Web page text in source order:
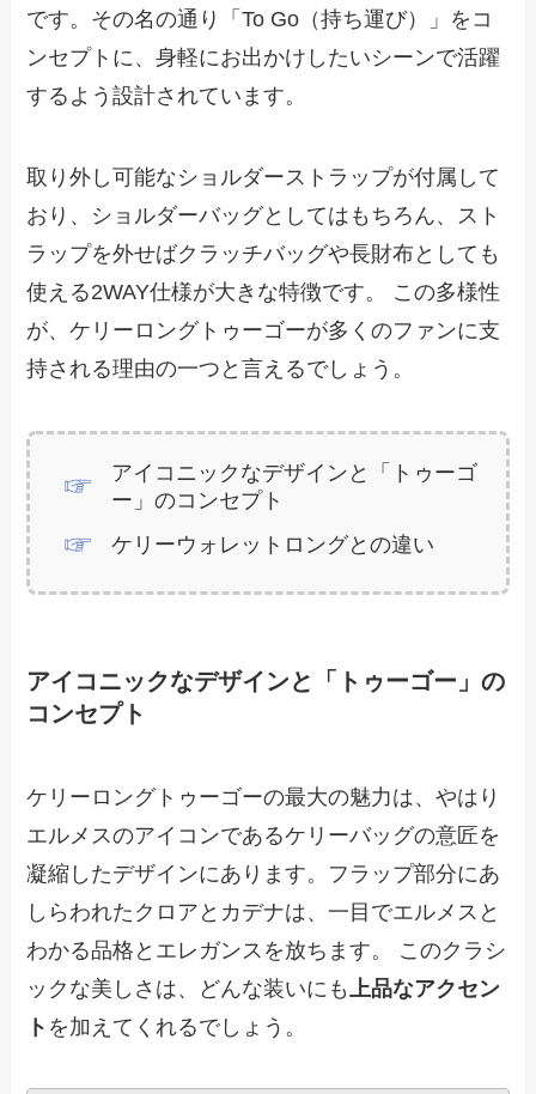
です。その名の通り「To Go（持ち運び）」をコ
ンセプトに、身軽にお出かけしたいシーンで活躍
するよう設計されています。
取り外し可能なショルダーストラップが付属して
おり、ショルダーバッグとしてはもちろん、スト
ラップを外せばクラッチバッグや長財布としても
使える2WAY仕様が大きな特徴です。 この多様性
が、ケリーロングトゥーゴーが多くのファンに支
持される理由の一つと言えるでしょう。
アイコニックなデザインと「トゥーゴ
ー」のコンセプト
ケリーウォレットロングとの違い
アイコニックなデザインと「トゥーゴー」の
コンセプト
ケリーロングトゥーゴーの最大の魅力は、やはり
エルメスのアイコンであるケリーバッグの意匠を
凝縮したデザインにあります。フラップ部分にあ
しらわれたクロアとカデナは、一目でエルメスと
わかる品格とエレガンスを放ちます。 このクラシ
ックな美しさは、どんな装いにも
上品なアクセン
ト を加えてくれるでしょう。